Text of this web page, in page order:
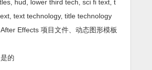
hud, lower third tech, sci fi text, t
text technology, title technology
Effects 项目文件、动态图形模板
的